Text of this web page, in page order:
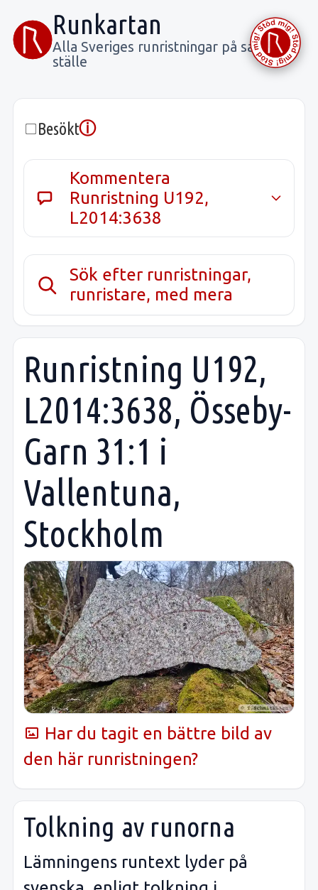
Runkartan
Alla Sveriges runristningar på samma
ställe
Besöktⓘ
Kommentera
Runristning U192,
L2014:3638
Sök efter runristningar,
runristare, med mera
Runristning U192,
L2014:3638, Össeby-
Garn 31:1 i
Vallentuna,
Stockholm
Har du tagit en bättre bild av
den här runristningen?
Tolkning av runorna
Lämningens runtext lyder på